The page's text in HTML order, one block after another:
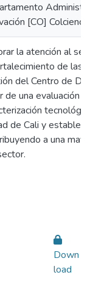
[CO]
la atención al
de las
del Centro de
de una evaluación
de Cali y
a una
Down
load